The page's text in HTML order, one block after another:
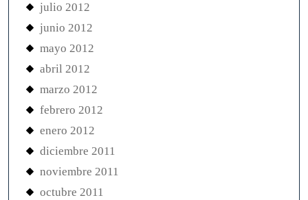
julio 2012
junio 2012
mayo 2012
abril 2012
marzo 2012
febrero 2012
enero 2012
diciembre 2011
noviembre 2011
octubre 2011